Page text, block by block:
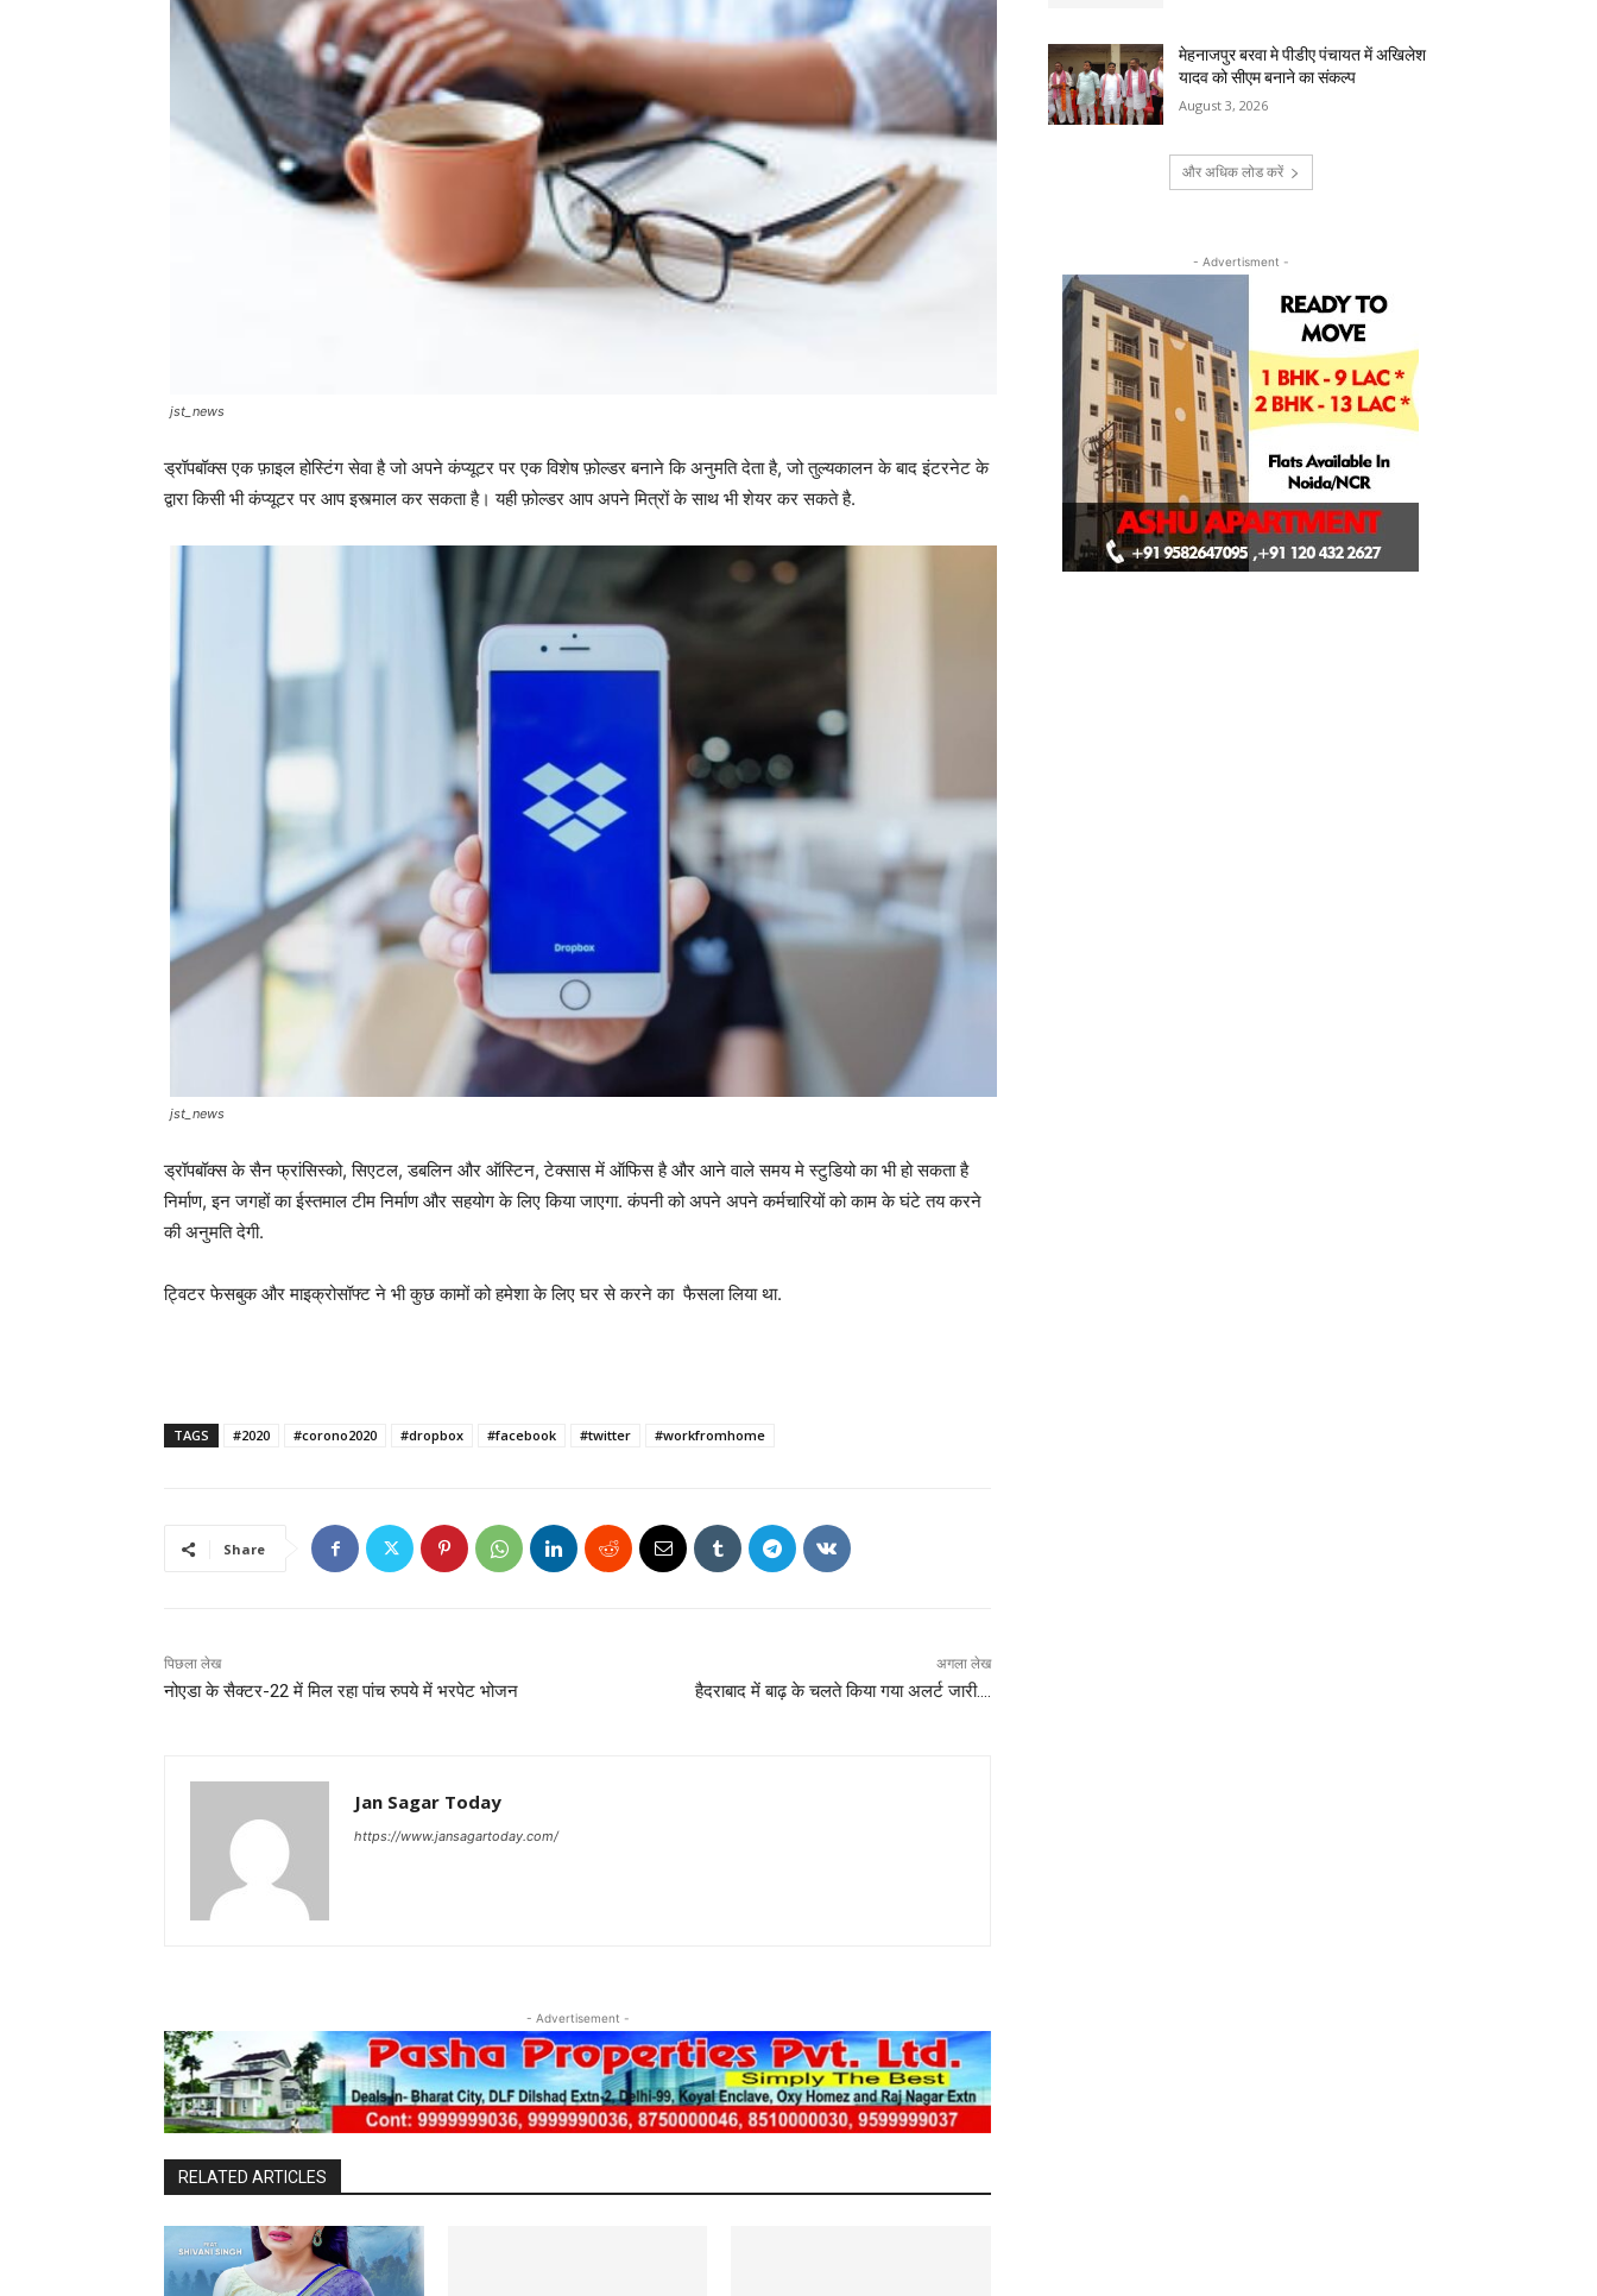
jst_news
ड्रॉपबॉक्स एक फ़ाइल होस्टिंग सेवा है जो अपने कंप्यूटर पर एक विशेष फ़ोल्डर बनाने कि अनुमति देता है, जो तुल्यकालन के बाद इंटरनेट के
द्वारा किसी भी कंप्यूटर पर आप इस्त्माल कर सकता है। यही फ़ोल्डर आप अपने मित्रों के साथ भी शेयर कर सकते है.
jst_news
ड्रॉपबॉक्स के सैन फ्रांसिस्को, सिएटल, डबलिन और ऑस्टिन, टेक्सास में ऑफिस है और आने वाले समय मे स्टुडियो का भी हो सकता है
निर्माण, इन जगहों का ईस्तमाल टीम निर्माण और सहयोग के लिए किया जाएगा. कंपनी को अपने अपने कर्मचारियों को काम के घंटे तय करने
की अनुमति देगी.
ट्विटर फेसबुक और माइक्रोसॉफ्ट ने भी कुछ कामों को हमेशा के लिए घर से करने का फैसला लिया था.
TAGS #2020 #corono2020 #dropbox #facebook #twitter #workfromhome
Share
पिछला लेख
नोएडा के सैक्टर-22 में मिल रहा पांच रुपये में भरपेट भोजन
अगला लेख
हैदराबाद में बाढ़ के चलते किया गया अलर्ट जारी….
Jan Sagar Today
https://www.jansagartoday.com/
- Advertisement -
RELATED ARTICLES
मेहनाजपुर बरवा मे पीडीए पंचायत में अखिलेश
यादव को सीएम बनाने का संकल्प
August 3, 2026
और अधिक लोड करें
- Advertisment -